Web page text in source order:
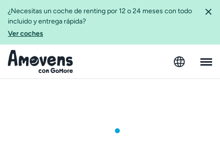
¿Necesitas un coche de renting por 12 o 24 meses con todo
incluido y entrega rápida?
Ver coches